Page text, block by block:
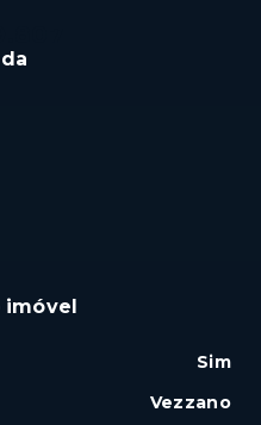
imóvel
Sim
Vezzano